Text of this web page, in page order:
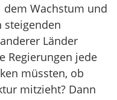
dem Wachstum und
steigenden
Länder
Regierungen jede
müssten, ob
mitzieht? Dann